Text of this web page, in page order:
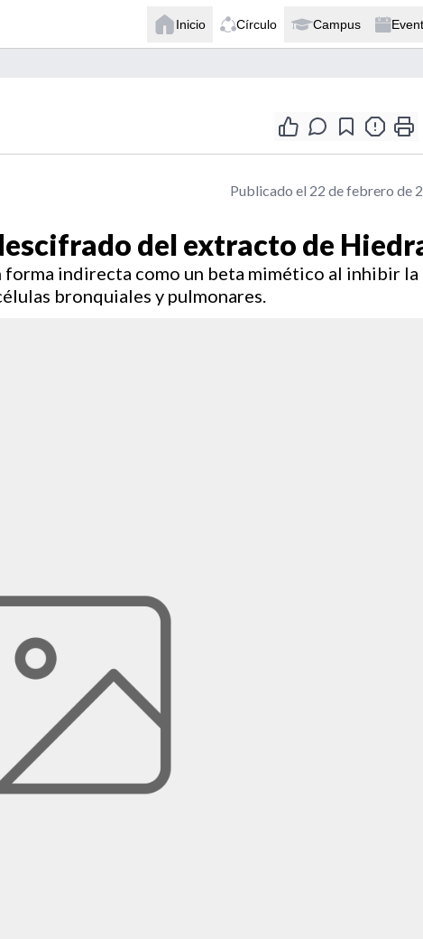
Inicio Círculo Campus
Publicado el 22 de febrero de
del extracto de
forma indirecta como un beta mimético al inhibir la
bronquiales y pulmonares.